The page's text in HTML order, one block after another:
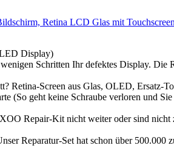
Retina LCD Glas mit
Display)
Schritten Ihr defektes Display. Die
Screen aus Glas, OLED, Ersatz-
(So geht keine Schraube verloren und
Repair-Kit nicht weiter oder sind nicht
Reparatur-Set hat schon über 500.000